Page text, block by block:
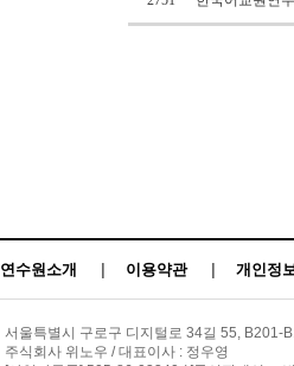
연수원소개 이용약관 개인정
서울특별시 구로구 디지털로 34길 55, B201-
주식회사 위노우 / 대표이사 : 정우영